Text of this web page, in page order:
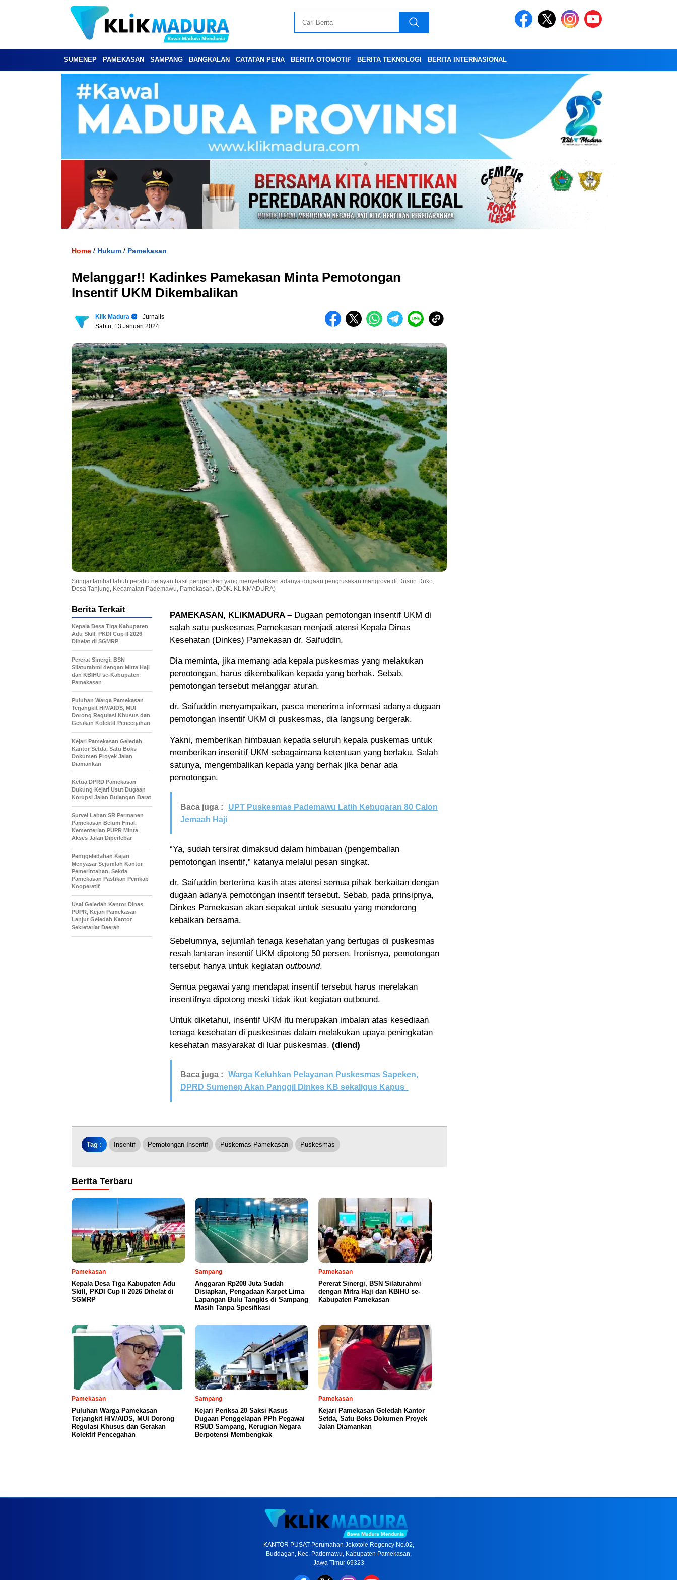
SUMENEP PAMEKASAN SAMPANG BANGKALAN CATATAN PENA BERITA OTOMOTIF BERITA TEKNOLOGI BERITA INTERNASIONAL
Home / Hukum / Pamekasan
Melanggar!! Kadinkes Pamekasan Minta Pemotongan
Insentif UKM Dikembalikan
Klik Madura
- Jurnalis
Sabtu, 13 Januari 2024
Sungai tambat labuh perahu nelayan hasil pengerukan yang menyebabkan adanya dugaan pengrusakan mangrove di Dusun Duko,
Desa Tanjung, Kecamatan Pademawu, Pamekasan. (DOK. KLIKMADURA)
PAMEKASAN, KLIKMADURA – Dugaan pemotongan insentif UKM di
salah satu puskesmas Pamekasan menjadi atensi Kepala Dinas
Kesehatan (Dinkes) Pamekasan dr. Saifuddin.
Dia meminta, jika memang ada kepala puskesmas yang melakukan
pemotongan, harus dikembalikan kepada yang berhak. Sebab,
pemotongan tersebut melanggar aturan.
dr. Saifuddin menyampaikan, pasca menerima informasi adanya dugaan
pemotongan insentif UKM di puskesmas, dia langsung bergerak.
Yakni, memberikan himbauan kepada seluruh kepala puskemas untuk
memberikan insenitif UKM sebagaimana ketentuan yang berlaku. Salah
satunya, mengembalikan kepada yang berhak jika benar ada
pemotongan.
Baca juga :
UPT Puskesmas Pademawu Latih Kebugaran 80 Calon
Jemaah Haji
“Ya, sudah tersirat dimaksud dalam himbauan (pengembalian
pemotongan insentif,” katanya melalui pesan singkat.
dr. Saifuddin berterima kasih atas atensi semua pihak berkaitan dengan
dugaan adanya pemotongan insentif tersebut. Sebab, pada prinsipnya,
Dinkes Pamekasan akan sepakat untuk sesuatu yang mendorong
kebaikan bersama.
Sebelumnya, sejumlah tenaga kesehatan yang bertugas di puskesmas
resah lantaran insentif UKM dipotong 50 persen. Ironisnya, pemotongan
tersebut hanya untuk kegiatan outbound.
Semua pegawai yang mendapat insentif tersebut harus merelakan
insentifnya dipotong meski tidak ikut kegiatan outbound.
Untuk diketahui, insentif UKM itu merupakan imbalan atas kesediaan
tenaga kesehatan di puskesmas dalam melakukan upaya peningkatan
kesehatan masyarakat di luar puskesmas. (diend)
Baca juga :
Warga Keluhkan Pelayanan Puskesmas Sapeken,
DPRD Sumenep Akan Panggil Dinkes KB sekaligus Kapus
Berita Terkait
Kepala Desa Tiga Kabupaten
Adu Skill, PKDI Cup II 2026
Dihelat di SGMRP
Pererat Sinergi, BSN
Silaturahmi dengan Mitra Haji
dan KBIHU se-Kabupaten
Pamekasan
Puluhan Warga Pamekasan
Terjangkit HIV/AIDS, MUI
Dorong Regulasi Khusus dan
Gerakan Kolektif Pencegahan
Kejari Pamekasan Geledah
Kantor Setda, Satu Boks
Dokumen Proyek Jalan
Diamankan
Ketua DPRD Pamekasan
Dukung Kejari Usut Dugaan
Korupsi Jalan Bulangan Barat
Survei Lahan SR Permanen
Pamekasan Belum Final,
Kementerian PUPR Minta
Akses Jalan Diperlebar
Penggeledahan Kejari
Menyasar Sejumlah Kantor
Pemerintahan, Sekda
Pamekasan Pastikan Pemkab
Kooperatif
Usai Geledah Kantor Dinas
PUPR, Kejari Pamekasan
Lanjut Geledah Kantor
Sekretariat Daerah
Tag : Insentif Pemotongan Insentif Puskemas Pamekasan Puskesmas
Berita Terbaru
Pamekasan
Kepala Desa Tiga Kabupaten Adu
Skill, PKDI Cup II 2026 Dihelat di
SGMRP
Sampang
Anggaran Rp208 Juta Sudah
Disiapkan, Pengadaan Karpet Lima
Lapangan Bulu Tangkis di Sampang
Masih Tanpa Spesifikasi
Pamekasan
Pererat Sinergi, BSN Silaturahmi
dengan Mitra Haji dan KBIHU se-
Kabupaten Pamekasan
Pamekasan
Puluhan Warga Pamekasan
Terjangkit HIV/AIDS, MUI Dorong
Regulasi Khusus dan Gerakan
Kolektif Pencegahan
Sampang
Kejari Periksa 20 Saksi Kasus
Dugaan Penggelapan PPh Pegawai
RSUD Sampang, Kerugian Negara
Berpotensi Membengkak
Pamekasan
Kejari Pamekasan Geledah Kantor
Setda, Satu Boks Dokumen Proyek
Jalan Diamankan
KANTOR PUSAT Perumahan Jokotole Regency No.02,
Buddagan, Kec. Pademawu, Kabupaten Pamekasan,
Jawa Timur 69323